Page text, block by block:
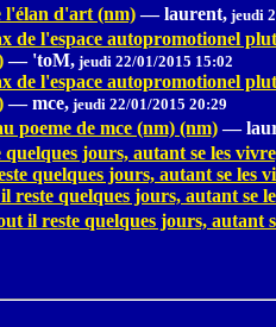
l'élan d'art (nm) — laurent, jeudi
de l'espace autopromotionel
— 'toM, jeudi 22/01/2015 15:02
de l'espace autopromotionel
— mce, jeudi 22/01/2015 20:29
poeme de mce (nm) (nm) —
jours, autant se les
quelques jours, autant se les
reste quelques jours, autant se
il reste quelques jours, autant